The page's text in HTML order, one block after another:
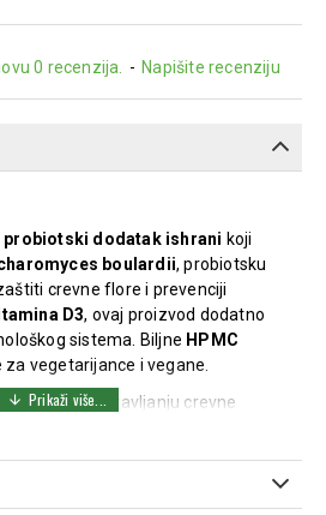
0 recenzija. - Napišite recenziju
probiotski dodatak ishrani koji
boulardii, probiotsku
crevne flore i prevenciji
D3, ovaj proizvod dodatno
sistema. Biljne HPMC
vegetarijance i vegane.
u uspostavljanju crevne
obnovu crevne mikroflore.